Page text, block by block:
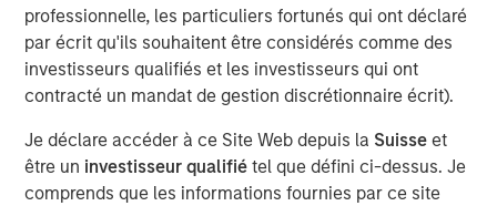
professionnelle, les particuliers fortunés qui ont déclaré
par écrit qu'ils souhaitent être considérés comme des
investisseurs qualifiés et les investisseurs qui ont
contracté un mandat de gestion discrétionnaire écrit).
Je déclare accéder à ce Site Web depuis la Suisse et
être un investisseur qualifiétel que défini ci-dessus. Je
comprends que les informations fournies par ce site
une confrontation régionale plus large qui s’est prolongée
en fin de mois et au début du mois de mars. Les
représailles iraniennes ont visé les infrastructures
régionales, tandis que les attaques contre des pétroliers
d’étranglement par lequel transite environ 20 % de l’offre
mondiale de pétrole.